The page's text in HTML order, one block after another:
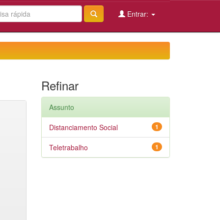
Entrar:
Refinar
Assunto
1
Distanciamento Social
1
Teletrabalho